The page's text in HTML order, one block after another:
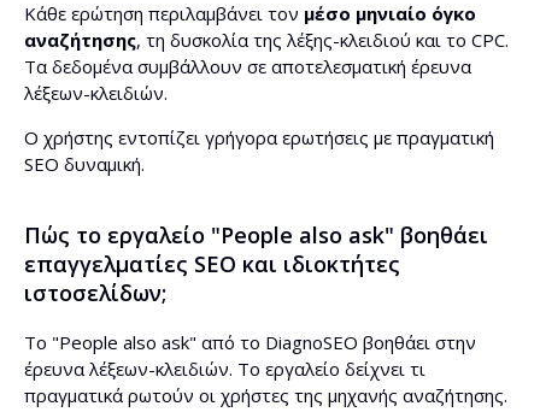
Κάθε ερώτηση περιλαμβάνει τον μέσο μηνιαίο όγκο
αναζήτησης, τη δυσκολία της λέξης-κλειδιού και το CPC.
Τα δεδομένα συμβάλλουν σε αποτελεσματική έρευνα
λέξεων-κλειδιών.
Ο χρήστης εντοπίζει γρήγορα ερωτήσεις με πραγματική
SEO δυναμική.
Πώς το εργαλείο "People also ask" βοηθάει
επαγγελματίες SEO και ιδιοκτήτες
ιστοσελίδων;
Το "People also ask" από το DiagnoSEO βοηθάει στην
έρευνα λέξεων-κλειδιών. Το εργαλείο δείχνει τι
πραγματικά ρωτούν οι χρήστες της μηχανής αναζήτησης.